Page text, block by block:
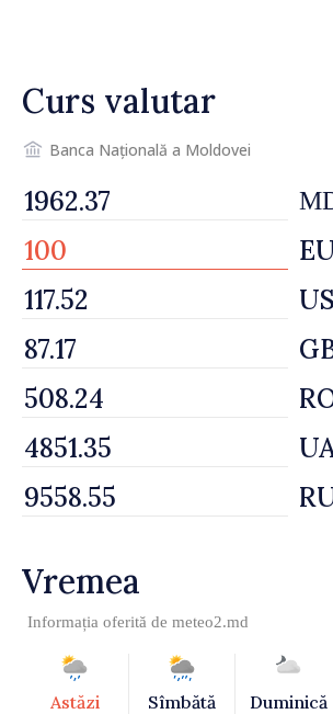
Curs valutar
Banca Națională a Moldovei
Vremea
Informația oferită de meteo2.md
Astăzi Sîmbătă Duminică